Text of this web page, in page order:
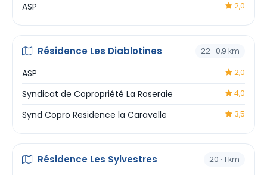
ASP 2,0
Résidence Les Diablotines 22 · 0,9 km
ASP 2,0
Syndicat de Copropriété La Roseraie 4,0
Synd Copro Residence la Caravelle 3,5
Résidence Les Sylvestres 20 · 1 km